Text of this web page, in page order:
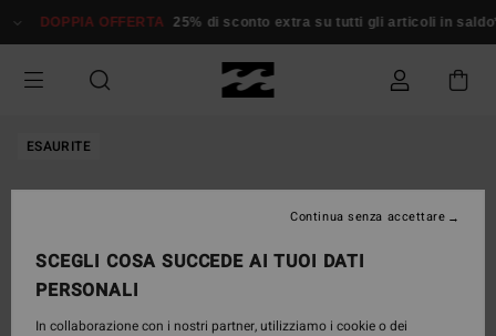
alle
prodotto
DOPPIA OFFERTA 25% di sconto extra su tutti gli articoli in saldo*
ESAURITE
SCEGLI COSA SUCCEDE AI TUOI DATI
PERSONALI
In collaborazione con i nostri partner, utilizziamo i cookie o dei
Continua senza accettare